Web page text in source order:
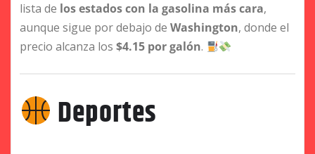
lista de los estados con la gasolina más cara,
aunque sigue por debajo de Washington, donde el
precio alcanza los $4.15 por galón.
Deportes